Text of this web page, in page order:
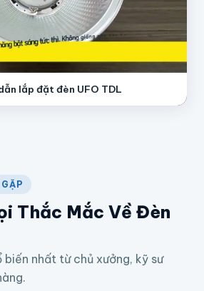
dẫn lắp đặt đèn UFO TDL
Thắc Mắc Về Đèn
biến nhất từ chủ xưởng, kỹ sư